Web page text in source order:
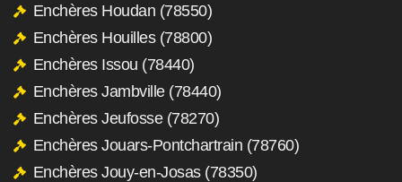
Enchères Houdan (78550)
Enchères Houilles (78800)
Enchères Issou (78440)
Enchères Jambville (78440)
Enchères Jeufosse (78270)
Enchères Jouars-Pontchartrain (78760)
Enchères Jouy-en-Josas (78350)